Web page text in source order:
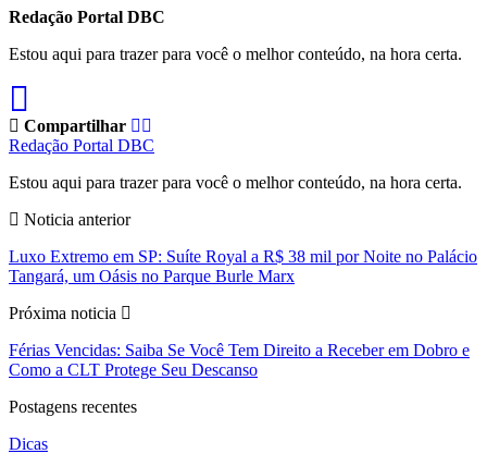
Redação Portal DBC
Estou aqui para trazer para você o melhor conteúdo, na hora certa.
Compartilhar
Redação Portal DBC
Estou aqui para trazer para você o melhor conteúdo, na hora certa.
Noticia anterior
Luxo Extremo em SP: Suíte Royal a R$ 38 mil por Noite no Palácio
Tangará, um Oásis no Parque Burle Marx
Próxima noticia
Férias Vencidas: Saiba Se Você Tem Direito a Receber em Dobro e
Como a CLT Protege Seu Descanso
Postagens recentes
Dicas